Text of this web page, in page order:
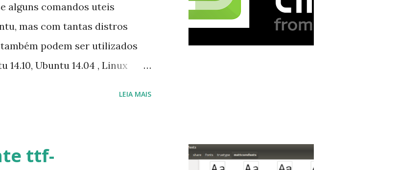
alguns comandos uteis
mas com tantas distros
podem ser utilizados
14.10, Ubuntu 14.04 , Linux
$ sudo apt-get update 2-
LEIA MAIS
ttf-